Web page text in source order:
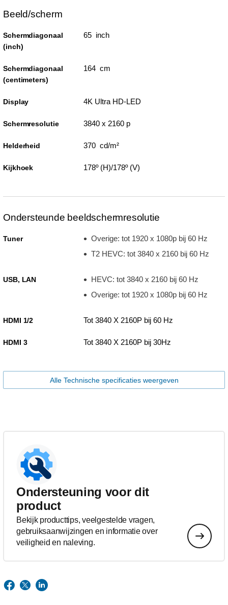
Beeld/scherm
Schermdiagonaal
(inch)
65 inch
Schermdiagonaal
(centimeters)
164 cm
Display 4K Ultra HD-LED
Schermresolutie 3840 x 2160 p
Helderheid 370 cd/m²
Kijkhoek 178º (H)/178º (V)
Ondersteunde beeldschermresolutie
Tuner
Overige: tot 1920 x 1080p bij 60 Hz
T2 HEVC: tot 3840 x 2160 bij 60 Hz
USB, LAN
HEVC: tot 3840 x 2160 bij 60 Hz
Overige: tot 1920 x 1080p bij 60 Hz
HDMI 1/2 Tot 3840 X 2160P bij 60 Hz
HDMI 3 Tot 3840 X 2160P bij 30Hz
Alle Technische specificaties weergeven
Ondersteuning voor dit
product
Bekijk producttips, veelgestelde vragen,
gebruiksaanwijzingen en informatie over
veiligheid en naleving.